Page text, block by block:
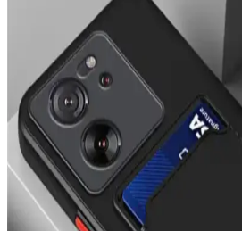
kılıflarının detaylı karşılaştırması,
yorumlarıyla en iyi seçimi yapmanıza
OVADA Kılıf Modelleri
Leopar ve Hologramlı Kurdele
İki popüler OVADA kılıf modeli olan
hologramlı kurdele desenli kılıfların
ve karşılaştırması burada.
Fibaks iPhone 11 Kılıfı
Desenli Seçeneklerin Özellikleri